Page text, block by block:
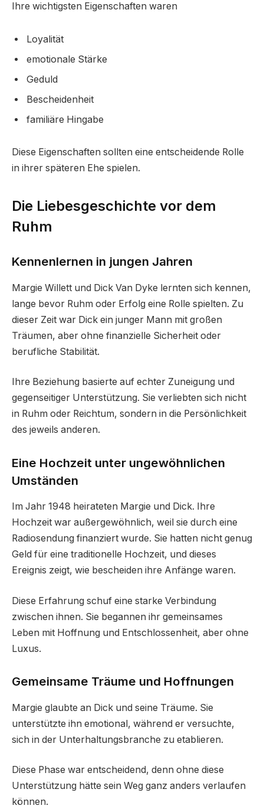
Ihre wichtigsten Eigenschaften waren
Loyalität
emotionale Stärke
Geduld
Bescheidenheit
familiäre Hingabe
Diese Eigenschaften sollten eine entscheidende Rolle
in ihrer späteren Ehe spielen.
Die Liebesgeschichte vor dem
Ruhm
Kennenlernen in jungen Jahren
Margie Willett und Dick Van Dyke lernten sich kennen,
lange bevor Ruhm oder Erfolg eine Rolle spielten. Zu
dieser Zeit war Dick ein junger Mann mit großen
Träumen, aber ohne finanzielle Sicherheit oder
berufliche Stabilität.
Ihre Beziehung basierte auf echter Zuneigung und
gegenseitiger Unterstützung. Sie verliebten sich nicht
in Ruhm oder Reichtum, sondern in die Persönlichkeit
des jeweils anderen.
Eine Hochzeit unter ungewöhnlichen
Umständen
Im Jahr 1948 heirateten Margie und Dick. Ihre
Hochzeit war außergewöhnlich, weil sie durch eine
Radiosendung finanziert wurde. Sie hatten nicht genug
Geld für eine traditionelle Hochzeit, und dieses
Ereignis zeigt, wie bescheiden ihre Anfänge waren.
Diese Erfahrung schuf eine starke Verbindung
zwischen ihnen. Sie begannen ihr gemeinsames
Leben mit Hoffnung und Entschlossenheit, aber ohne
Luxus.
Gemeinsame Träume und Hoffnungen
Margie glaubte an Dick und seine Träume. Sie
unterstützte ihn emotional, während er versuchte,
sich in der Unterhaltungsbranche zu etablieren.
Diese Phase war entscheidend, denn ohne diese
Unterstützung hätte sein Weg ganz anders verlaufen
können.